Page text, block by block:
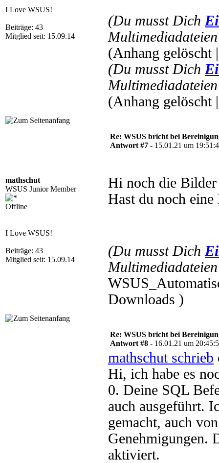
I Love WSUS!
Beiträge: 43
Mitglied seit: 15.09.14
(Du musst Dich
(Anhang gelöscht
(Du musst Dich
(Anhang gelöscht
mathschut
WSUS Junior Member
Offline
I Love WSUS!
Beiträge: 43
Mitglied seit: 15.09.14
Re: WSUS bricht bei
Antwort #7 - 15.01.21 um
Hi noch die Bilder
Hast du noch eine
(Du musst Dich
Downloads )
Re: WSUS bricht bei
Antwort #8 - 16.01.21 um
mathschut schrieb
Hi, ich habe es
0. Deine SQL
auch ausgeführt.
gemacht, auch
Genehmigungen.
aktiviert.